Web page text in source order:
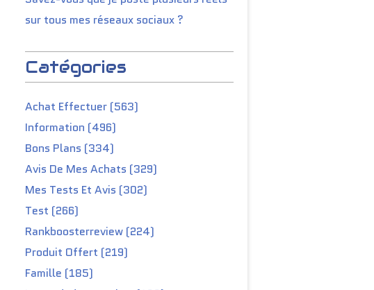
sur tous mes réseaux sociaux ?
Catégories
Achat Effectuer (563)
Information (496)
Bons Plans (334)
Avis De Mes Achats (329)
Mes Tests Et Avis (302)
Test (266)
Rankboosterreview (224)
Produit Offert (219)
Famille (185)